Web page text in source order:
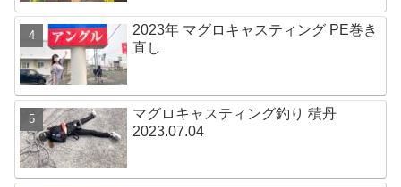
2023年 マグロキャスティング PE巻き
直し
マグロキャスティング釣り 積丹
2023.07.04